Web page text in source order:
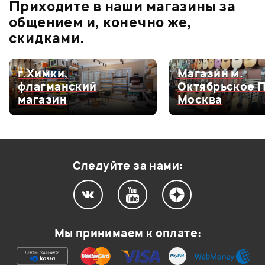
5.0
Оценка5
100%
Оценка4
0
Оценка3
0
0
Хочу купить. У кого такой есть ?
Приходите в наши магазины за
общением и, конечно же,
скидками.
г.Химки,
флагманский
магазин
Магазин м.
Октябрьское
Москва
Следуйте за нами:
Мы принимаем к оплате: